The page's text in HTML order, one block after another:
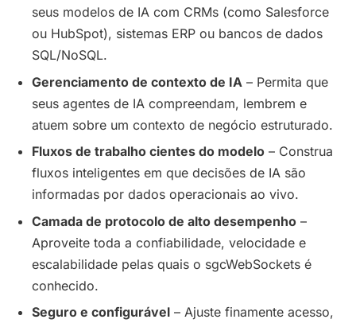
seus modelos de IA com CRMs (como Salesforce
ou HubSpot), sistemas ERP ou bancos de dados
SQL/NoSQL.
Gerenciamento de contexto de IA – Permita que
seus agentes de IA compreendam, lembrem e
atuem sobre um contexto de negócio estruturado.
Fluxos de trabalho cientes do modelo – Construa
fluxos inteligentes em que decisões de IA são
informadas por dados operacionais ao vivo.
Camada de protocolo de alto desempenho –
Aproveite toda a confiabilidade, velocidade e
escalabilidade pelas quais o sgcWebSockets é
conhecido.
Seguro e configurável – Ajuste finamente acesso,